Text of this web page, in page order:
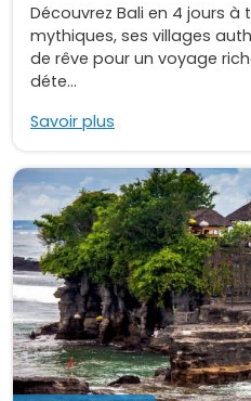
Découvrez Bali en 4 jours à
mythiques, ses villages
de rêve pour un voyage
déte...
Savoir plus